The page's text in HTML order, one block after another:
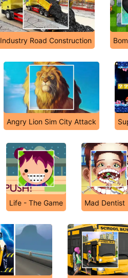
Industry Road Construction
Angry Lion Sim City Attack
Life - The Game Mad Dentist